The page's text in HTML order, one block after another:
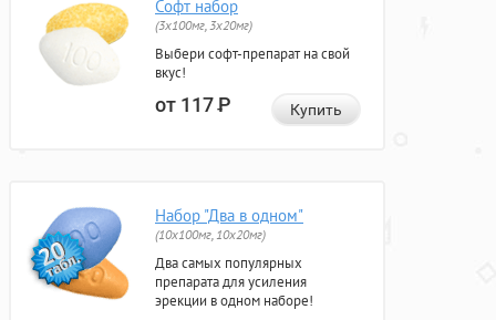
Софт набор
(3x100мг, 3x20мг)
Выбери софт-препарат на свой
вкус!
от 117Р Купить
Набор "Два в одном"
(10x100мг, 10x20мг)
Два самых популярных
препарата для усиления
эрекции в одном наборе!